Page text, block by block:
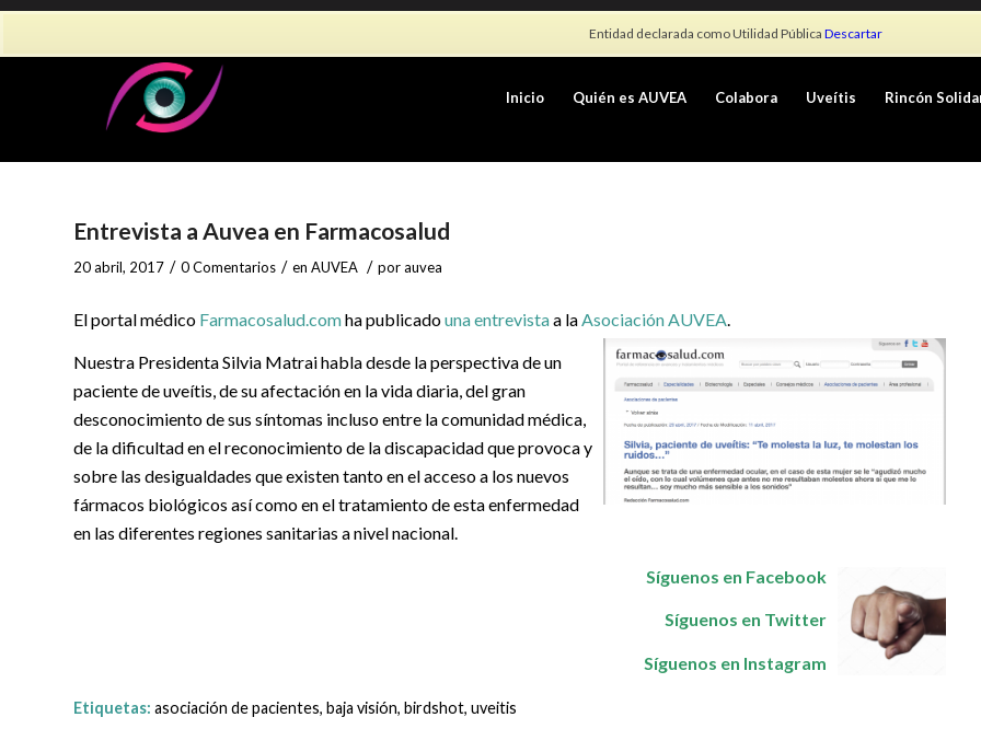
Entidad declarada como Utilidad Pública Descartar
Inicio Quién es AUVEA Colabora Uveítis Rincón
Entrevista a Auvea en Farmacosalud
20 abril, 2017 / 0 Comentarios / en AUVEA / porauvea
El portal médico Farmacosalud.comha publicadouna entrevistaa la Asociación AUVEA
Nuestra Presidenta Silvia Matrai habla desde la perspectiva de un
paciente de uveítis, de su afectación en la vida diaria, del gran
desconocimiento de sus síntomas incluso entre la comunidad médica,
de la dificultad en el reconocimiento de la discapacidad que provoca y
sobre las desigualdades que existen tanto en el acceso a los nuevos
fármacos biológicos así como en el tratamiento de esta enfermedad
en las diferentes regiones sanitarias a nivel nacional.
Síguenos en Facebook
Síguenos en Twitter
Síguenos en Instagram
Etiquetas: asociación de pacientes, baja visión, birdshot, uveitis